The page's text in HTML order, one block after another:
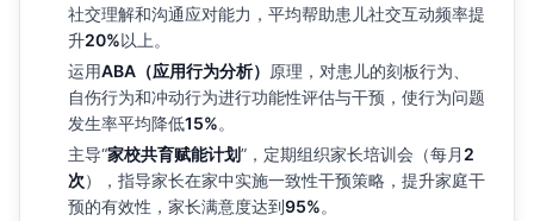
社交理解和沟通应对能力，平均帮助患儿社交互动频率提
升20%以上。
运用ABA（应用行为分析） 原理，对患儿的刻板行为、
自伤行为和冲动行为进行功能性评估与干预，使行为问题
发生率平均降低15%。
主导“家校共育赋能计划”，定期组织家长培训会（每月 2
次），指导家长在家中实施一致性干预策略，提升家庭干
预的有效性，家长满意度达到95%。